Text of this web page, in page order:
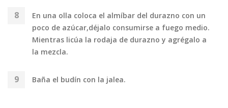
En una olla coloca el almíbar del durazno con un
poco de azúcar,déjalo consumirse a fuego medio.
Mientras licúa la rodaja de durazno y agrégalo a
la mezcla.
Baña el budín con la jalea.